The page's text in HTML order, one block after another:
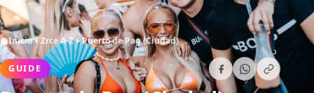
Inicio Zrce A-Z Puerto de Pag (Ciudad)
GUIDE